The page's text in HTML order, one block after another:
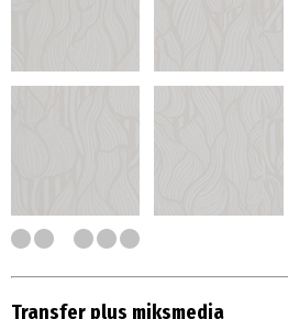
Transfer plus miksmedia